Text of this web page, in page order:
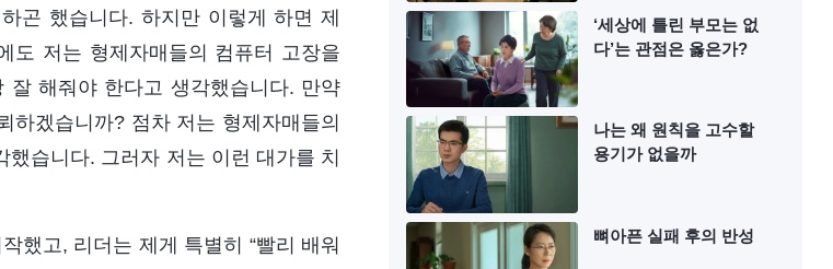
곤 했습니다. 하지만 이렇게 하면 제
도 저는 형제자매들의 컴퓨터 고장을
해줘야 한다고 생각했습니다. 만약
하겠습니까? 점차 저는 형제자매들의
습니다. 그러자 저는 이런 대가를 치
했고, 리더는 제게 특별히 “빨리 배워
‘세상에 틀린 부모는 없
다’는 관점은 옳은가?
나는 왜 원칙을 고수할
용기가 없을까
뼈아픈 실패 후의 반성